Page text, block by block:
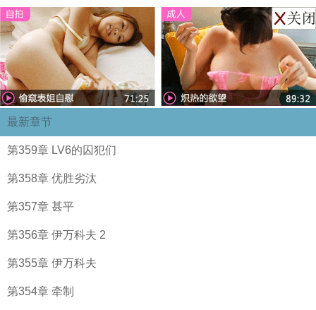
最新章节
第359章 LV6的囚犯们
第358章 优胜劣汰
第357章 甚平
第356章 伊万科夫 2
第355章 伊万科夫
第354章 牵制